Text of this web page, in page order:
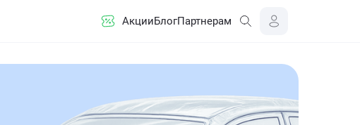
АкцииБлогПартнерам